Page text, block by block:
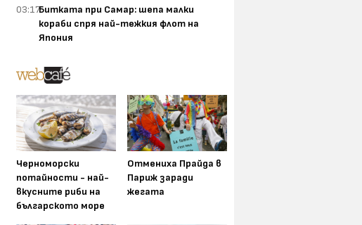
03:17Битката при Самар: шепа малки
кораби спря най-тежкия флот на
Япония
Черноморски
потайности - най-
вкусните риби на
българското море
Отмениха Прайда в
Париж заради
жегата